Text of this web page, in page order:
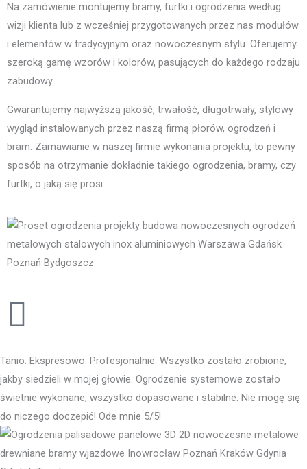
Na zamówienie montujemy bramy, furtki i ogrodzenia według
wizji klienta lub z wcześniej przygotowanych przez nas modułów
i elementów w tradycyjnym oraz nowoczesnym stylu. Oferujemy
szeroką gamę wzorów i kolorów, pasujących do każdego rodzaju
zabudowy.
Gwarantujemy najwyższą jakość, trwałość, długotrwały, stylowy
wygląd instalowanych przez naszą firmą płorów, ogrodzeń i
bram. Zamawianie w naszej firmie wykonania projektu, to pewny
sposób na otrzymanie dokładnie takiego ogrodzenia, bramy, czy
furtki, o jaką się prosi.
Tanio. Ekspresowo. Profesjonalnie. Wszystko zostało zrobione,
jakby siedzieli w mojej głowie. Ogrodzenie systemowe zostało
świetnie wykonane, wszystko dopasowane i stabilne. Nie mogę się
do niczego doczepić! Ode mnie 5/5!